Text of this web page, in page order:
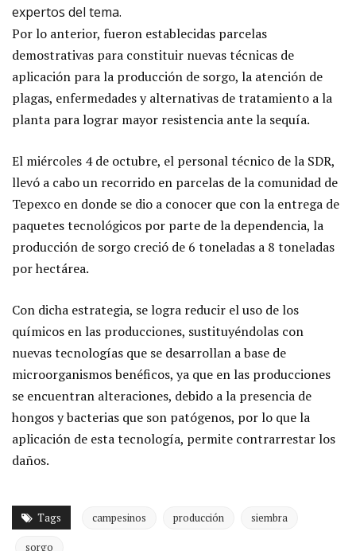
expertos del tema.
Por lo anterior, fueron establecidas parcelas
demostrativas para constituir nuevas técnicas de
aplicación para la producción de sorgo, la atención de
plagas, enfermedades y alternativas de tratamiento a la
planta para lograr mayor resistencia ante la sequía.
El miércoles 4 de octubre, el personal técnico de la SDR,
llevó a cabo un recorrido en parcelas de la comunidad de
Tepexco en donde se dio a conocer que con la entrega de
paquetes tecnológicos por parte de la dependencia, la
producción de sorgo creció de 6 toneladas a 8 toneladas
por hectárea.
Con dicha estrategia, se logra reducir el uso de los
químicos en las producciones, sustituyéndolas con
nuevas tecnologías que se desarrollan a base de
microorganismos benéficos, ya que en las producciones
se encuentran alteraciones, debido a la presencia de
hongos y bacterias que son patógenos, por lo que la
aplicación de esta tecnología, permite contrarrestar los
daños.
Tags campesinos producción siembra
sorgo